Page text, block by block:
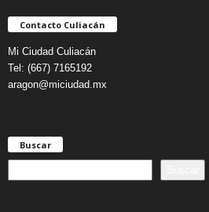
Contacto Culiacán
Mi Ciudad Culiacán
Tel: (667) 7165192
aragon@miciudad.mx
Buscar
u